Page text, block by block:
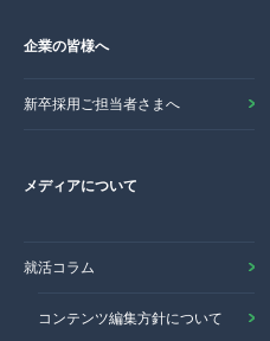
企業の皆様へ
新卒採用ご担当者さまへ
メディアについて
就活コラム
コンテンツ編集方針について